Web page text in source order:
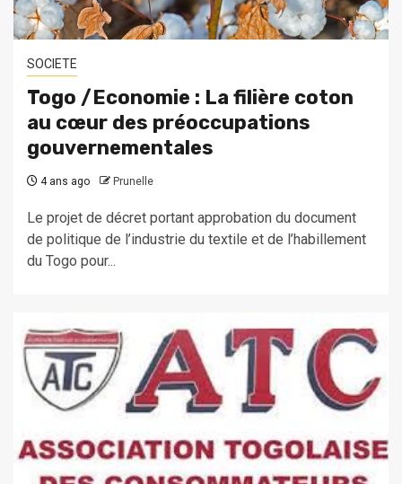
SOCIETE
Togo /Economie : La filière coton
au cœur des préoccupations
gouvernementales
4 ans ago Prunelle
Le projet de décret portant approbation du document
de politique de l’industrie du textile et de l’habillement
du Togo pour...